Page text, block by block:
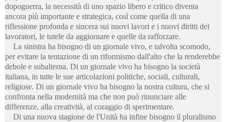
dopoguerra, la necessità di uno spazio libero e critico diventa
ancora più importante e strategica, così come quella di una
riflessione profonda e sincera sui nuovi lavori e i nuovi diritti dei
lavoratori, le tutele da aggiornare e quelle da rafforzare.
La sinistra ha bisogno di un giornale vivo, e talvolta scomodo,
per evitare la tentazione di un riformismo dall'alto che la renderebbe
debole e subalterna. Di un giornale vivo ha bisogno la società
italiana, in tutte le sue articolazioni politiche, sociali, culturali,
religiose. Di un giornale vivo ha bisogno la nostra cultura, che si
confronta nella modernità ma che non può rinunciare alle
differenze, alla creatività, al coraggio di sperimentare.
Di una nuova stagione de l'Unità ha infine bisogno il pluralismo